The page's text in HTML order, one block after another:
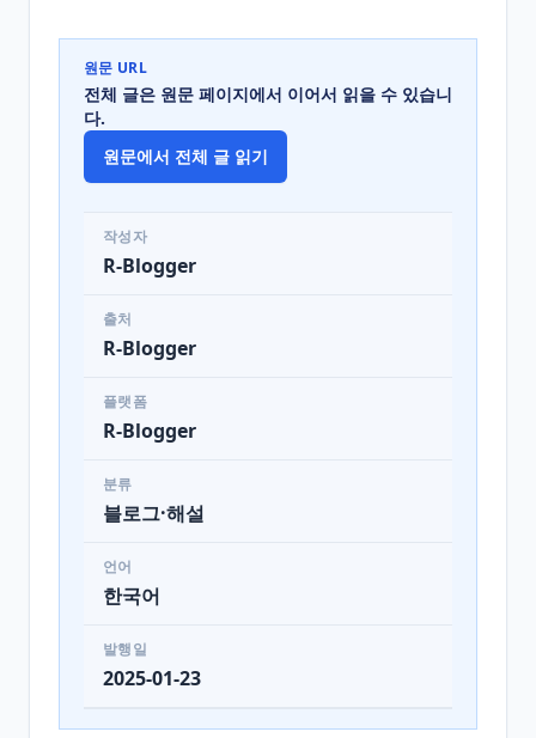
원문 URL
전체 글은 원문 페이지에서 이어서 읽을 수 있습니
다.
원문에서 전체 글 읽기
작성자
R-Blogger
출처
R-Blogger
플랫폼
R-Blogger
분류
블로그·해설
언어
한국어
발행일
2025-01-23